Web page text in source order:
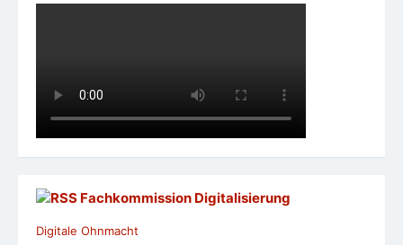
Fachkommission Digitalisierung
Digitale Ohnmacht